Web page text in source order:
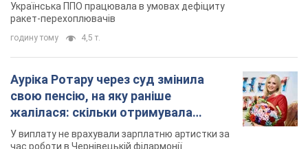
Українська ППО працювала в умовах дефіциту
ракет-перехоплювачів
годину тому 4,5 т.
Ауріка Ротару через суд змінила
свою пенсію, на яку раніше
жалілася: скільки отримувала
співачка
У виплату не врахували зарплатню артистки за
час роботи в Чернівецькій філармонії